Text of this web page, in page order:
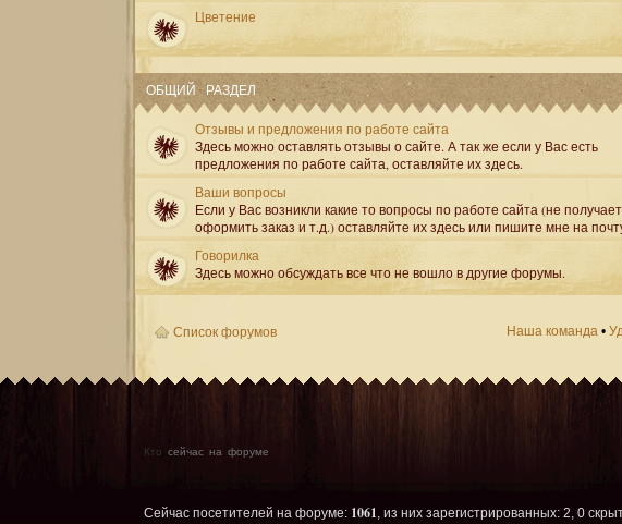
Цветение
ОБЩИЙ РАЗДЕЛ
Отзывы и предложения по работе сайта
Здесь можно оставлять отзывы о сайте. А так же если у Вас есть
предложения по работе сайта, оставляйте их здесь.
Ваши вопросы
Если у Вас возникли какие то вопросы по работе сайта (не
оформить заказ и т.д.) оставляйте их здесь или пишите мне на
Говорилка
Здесь можно обсуждать все что не вошло в другие форумы.
Список форумов Наша команда •
Кто сейчас на форуме
Сейчас посетителей на форуме: 1061, из них зарегистрированных: 2, 0